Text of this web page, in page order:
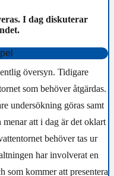
I dag diskuterar
översyn. Tidigare
som behöver åtgärdas.
undersökning göras samt
att i dag är det oklart
behöver tas ur
har involverat en
som kommer att presentera